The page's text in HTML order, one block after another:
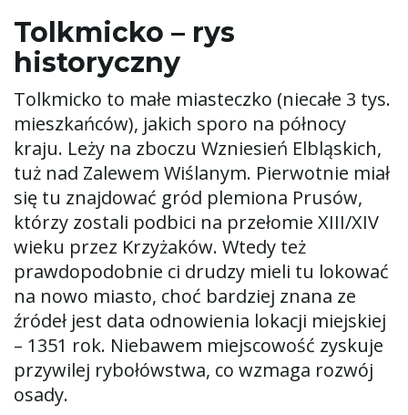
n
w
i
Tolkmicko – rys
historyczny
Tolkmicko to małe miasteczko (niecałe 3 tys.
mieszkańców), jakich sporo na północy
kraju. Leży na zboczu Wzniesień Elbląskich,
tuż nad Zalewem Wiślanym. Pierwotnie miał
się tu znajdować gród plemiona Prusów,
którzy zostali podbici na przełomie XIII/XIV
wieku przez Krzyżaków. Wtedy też
prawdopodobnie ci drudzy mieli tu lokować
na nowo miasto, choć bardziej znana ze
źródeł jest data odnowienia lokacji miejskiej
– 1351 rok. Niebawem miejscowość zyskuje
przywilej rybołówstwa, co wzmaga rozwój
osady.